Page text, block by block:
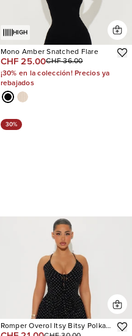
HIGH
Mono Amber Snatched Flare
CHF 25.00CHF 36.00
¡30% en la colección! Precios ya
rebajados
30%
Romper Overol Itsy Bitsy Polka